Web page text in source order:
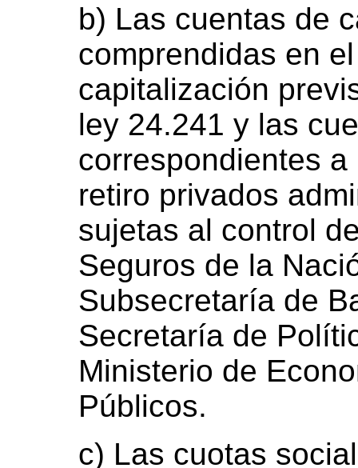
b) Las cuentas de
comprendidas en
capitalización
ley 24.241 y las
correspondientes
retiro privados
sujetas al control
Seguros de la
Subsecretaría de
Secretaría de
Ministerio de
Públicos.
c) Las cuotas